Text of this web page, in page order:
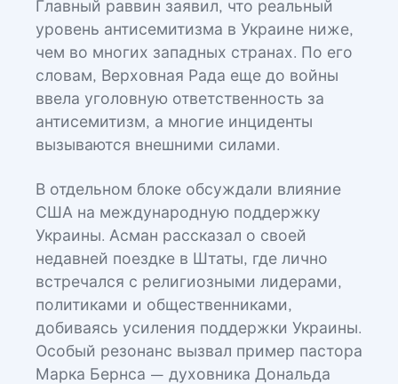
Главный раввин заявил, что реальный
уровень антисемитизма в Украине ниже,
чем во многих западных странах. По его
словам, Верховная Рада еще до войны
ввела уголовную ответственность за
антисемитизм, а многие инциденты
вызываются внешними силами.
В отдельном блоке обсуждали влияние
США на международную поддержку
Украины. Асман рассказал о своей
недавней поездке в Штаты, где лично
встречался с религиозными лидерами,
политиками и общественниками,
добиваясь усиления поддержки Украины.
Особый резонанс вызвал пример пастора
Марка Бернса — духовника Дональда